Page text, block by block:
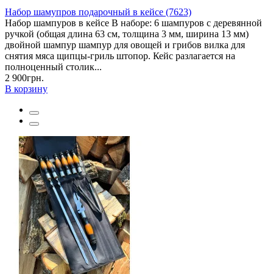
Набор шамупров подарочный в кейсе (7623)
Набор шампуров в кейсе В наборе: 6 шампуров с деревянной
ручкой (общая длина 63 см, толщина 3 мм, ширина 13 мм)
двойной шампур шампур для овощей и грибов вилка для
снятия мяса щипцы-гриль штопор. Кейс разлагается на
полноценный столик...
2 900грн.
В корзину